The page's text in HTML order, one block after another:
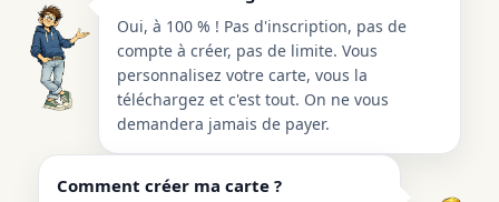
Oui, à 100 % ! Pas d'inscription, pas de
compte à créer, pas de limite. Vous
personnalisez votre carte, vous la
téléchargez et c'est tout. On ne vous
demandera jamais de payer.
Comment créer ma carte ?